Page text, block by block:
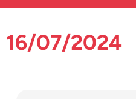
16/07/2024